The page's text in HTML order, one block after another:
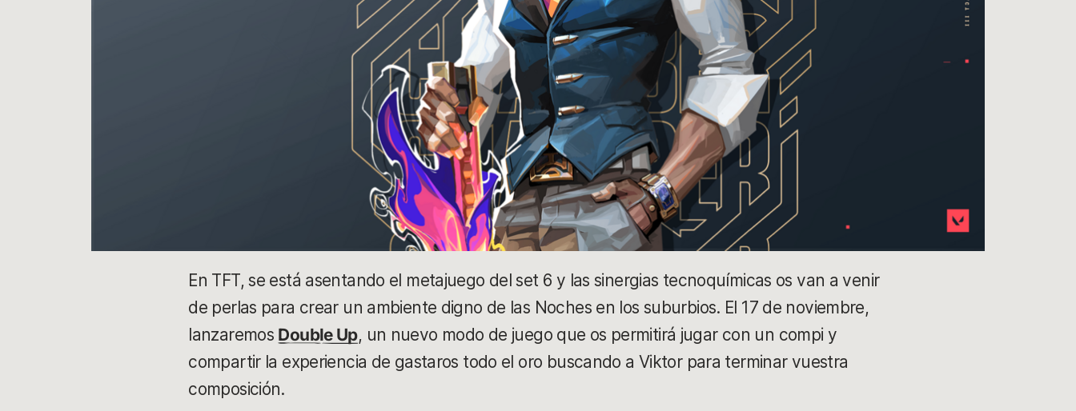
En TFT, se está asentando el metajuego del set 6 y las sinergias tecnoquímicas os van a venir
de perlas para crear un ambiente digno de las Noches en los suburbios. El 17 de noviembre,
lanzaremos Double Up, un nuevo modo de juego que os permitirá jugar con un compi y
compartir la experiencia de gastaros todo el oro buscando a Viktor para terminar vuestra
composición.